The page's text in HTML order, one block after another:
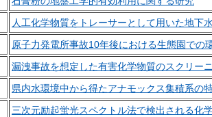
人工化学物質をトレーサーとして用いた地下
原子力発電所事故10年後における生態園での
漏洩事故を想定した有害化学物質のスクリー
県内水環境中から得たアナモックス集積系の
三次元励起蛍光スペクトル法で検出される化